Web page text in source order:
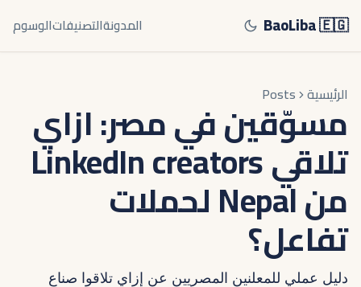
BaoLiba 🇪🇬 المدونةالتصنيفاتالوسوم
الرئيسية Posts
مسوّقين في مصر: ازاي
تلاقي LinkedIn creators
من Nepal لحملات
تفاعل؟
دليل عملي للمعلنين المصريين عن إزاي تلاقوا صناع